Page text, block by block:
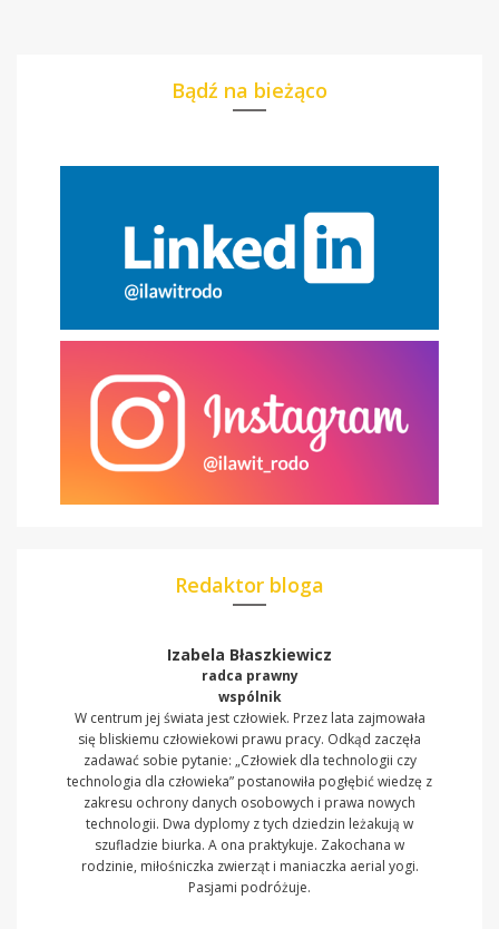
Bądź na bieżąco
Redaktor bloga
Izabela Błaszkiewicz
radca prawny
wspólnik
W centrum jej świata jest człowiek. Przez lata zajmowała
się bliskiemu człowiekowi prawu pracy. Odkąd zaczęła
zadawać sobie pytanie: „Człowiek dla technologii czy
technologia dla człowieka” postanowiła pogłębić wiedzę z
zakresu ochrony danych osobowych i prawa nowych
technologii. Dwa dyplomy z tych dziedzin leżakują w
szufladzie biurka. A ona praktykuje. Zakochana w
rodzinie, miłośniczka zwierząt i maniaczka aerial yogi.
Pasjami podróżuje.